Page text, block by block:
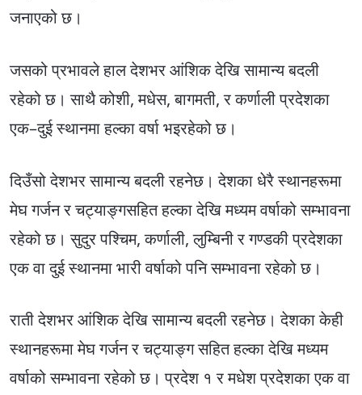
जनाएको छ।
जसको प्रभावले हाल देशभर आंशिक देखि सामान्य बदली
रहेको छ। साथै कोशी, मधेस, बागमती, र कर्णाली प्रदेशका
एक–दुई स्थानमा हल्का वर्षा भइरहेको छ।
दिउँसो देशभर सामान्य बदली रहनेछ। देशका धेरै स्थानहरूमा
मेघ गर्जन र चट्याङ्गसहित हल्का देखि मध्यम वर्षाको सम्भावना
रहेको छ। सुदुर पश्चिम, कर्णाली, लुम्बिनी र गण्डकी प्रदेशका
एक वा दुई स्थानमा भारी वर्षाको पनि सम्भावना रहेको छ।
राती देशभर आंशिक देखि सामान्य बदली रहनेछ। देशका केही
स्थानहरूमा मेघ गर्जन र चट्याङ्ग सहित हल्का देखि मध्यम
वर्षाको सम्भावना रहेको छ। प्रदेश १ र मधेश प्रदेशका एक वा